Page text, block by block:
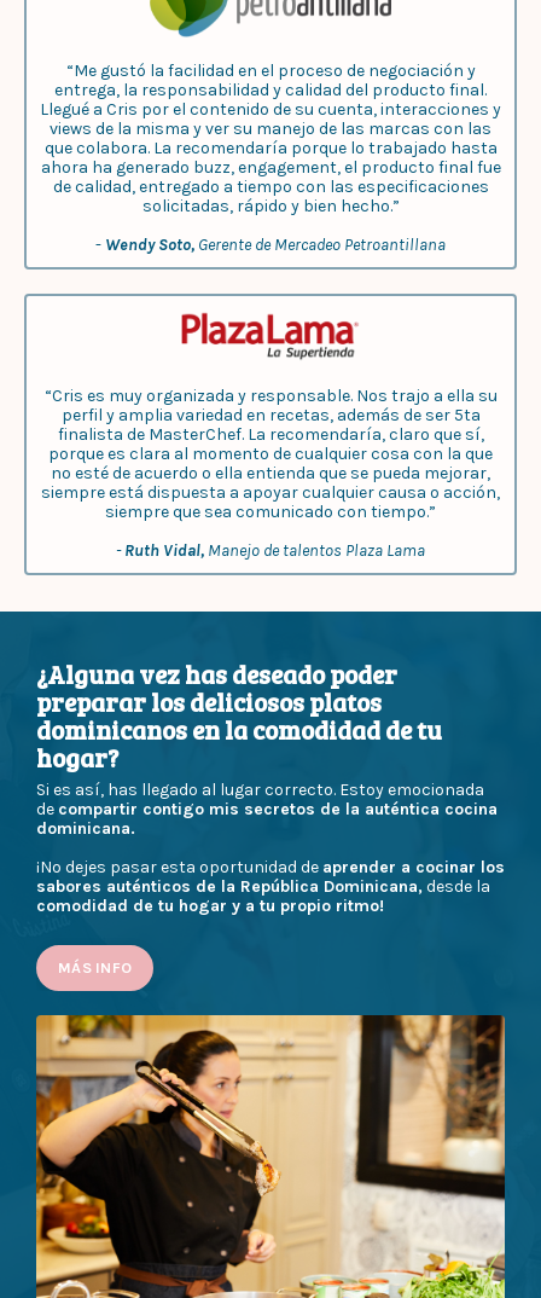
“Me gustó la facilidad en el proceso de negociación y
entrega, la responsabilidad y calidad del producto final.
Llegué a Cris por el contenido de su cuenta, interacciones y
views de la misma y ver su manejo de las marcas con las
que colabora. La recomendaría porque lo trabajado hasta
ahora ha generado buzz, engagement, el producto final fue
de calidad, entregado a tiempo con las especificaciones
solicitadas, rápido y bien hecho.”
- Wendy Soto, Gerente de Mercadeo Petroantillana
“Cris es muy organizada y responsable. Nos trajo a ella su
perfil y amplia variedad en recetas, además de ser 5ta
finalista de MasterChef. La recomendaría, claro que sí,
porque es clara al momento de cualquier cosa con la que
no esté de acuerdo o ella entienda que se pueda mejorar,
siempre está dispuesta a apoyar cualquier causa o acción,
siempre que sea comunicado con tiempo.”
-Ruth Vidal, Manejo de talentos Plaza Lama
¿Alguna vez has deseado poder
preparar los deliciosos platos
dominicanos en la comodidad de tu
hogar?
Si es así, has llegado al lugar correcto. Estoy emocionada
de compartir contigo mis secretos de la auténtica cocina
dominicana.
¡No dejes pasar esta oportunidad de aprender a cocinar los
sabores auténticos de la República Dominicana,desde la
comodidad de tu hogar y a tu propio ritmo!
MÁS INFO